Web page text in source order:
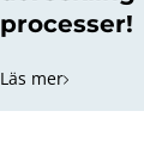
processer!
Läs mer